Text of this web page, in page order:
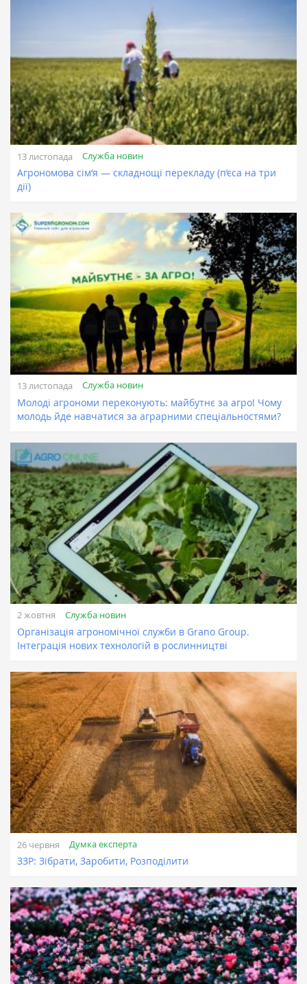
13 листопада Служба новин
Агрономова сім’я — складнощі перекладу (п’єса на три
дії)
13 листопада Служба новин
Молоді агрономи переконують: майбутнє за агро! Чому
молодь йде навчатися за аграрними спеціальностями?
2 жовтня Служба новин
Організація агрономічної служби в Grano Group.
Інтеграція нових технологій в рослинництві
26 червня Думка експерта
ЗЗР: Зібрати, Заробити, Розподілити